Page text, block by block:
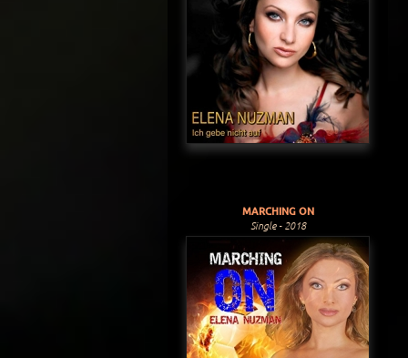
MARCHING ON
Single - 2018